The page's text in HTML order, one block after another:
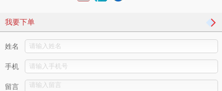
我要下单
姓名
手机
留言